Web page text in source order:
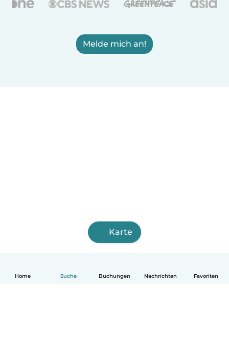
Home Suche Buchungen Nachrichten Favoriten
Melde mich an!
Karte